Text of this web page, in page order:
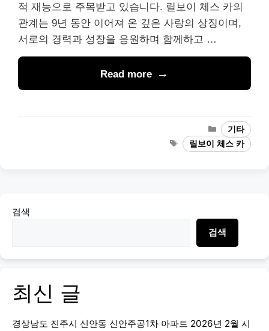
적 재능으로 주목받고 있습니다. 릴보이 체스 카의
관계는 9년 동안 이어져 온 깊은 사랑의 상징이며,
서로의 경력과 성장을 응원하며 함께하고 …
Read more
Categories
기타
Tags릴보이 체스 카
검색
검색
최신 글
경상남도 진주시 신안동 신안주공1차 아파트 2026년 2월 시